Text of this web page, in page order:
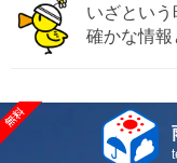
いざとい
確かな情